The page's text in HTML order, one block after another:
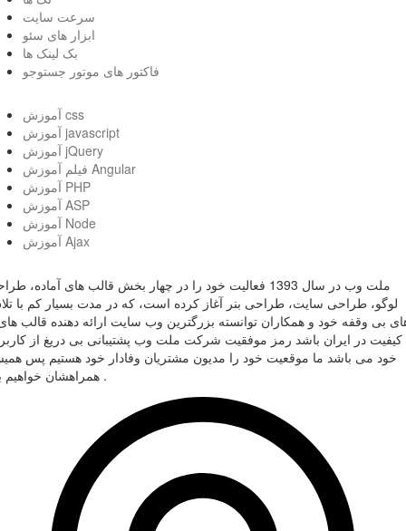
سرعت سایت
ابزار های سئو
بک لینک ها
فاکتور های موتور جستوجو
آموزش css
آموزش javascript
آموزش jQuery
فیلم آموزش Angular
آموزش PHP
آموزش ASP
آموزش Node
آموزش Ajax
ملت وب در سال 1393 فعالیت خود را در چهار بخش قالب های آماده،
لوگو، طراحی سایت، طراحی بنر آغاز کرده است، که در مدت بسیار کم با
بی وقفه خود و همکاران توانسته بزرگترین وب سایت ارائه دهنده قالب
کیفیت در ایران باشد رمز موفقیت شرکت ملت وب پشتیبانی بی دریغ از
خود می باشد ما موقعیت خود را مدیون مشتریان وفادار خود هستیم پس
همراهشان خواهیم بود .